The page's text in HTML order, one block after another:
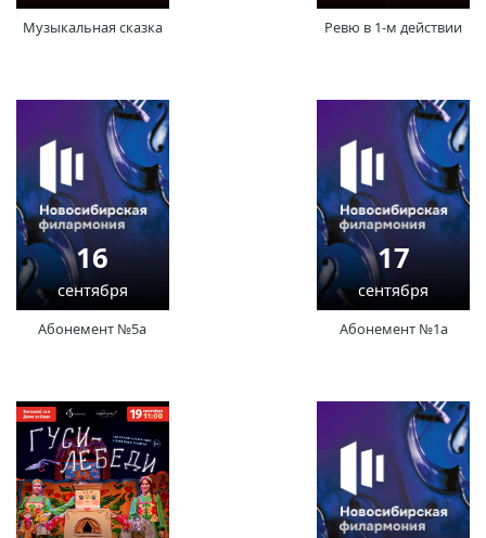
Музыкальная сказка Ревю в 1-м действии
16
сентября
Абонемент №5а
17
сентября
Абонемент №1а